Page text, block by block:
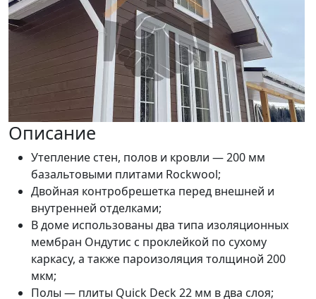
Описание
Утепление стен, полов и кровли — 200 мм
базальтовыми плитами Rockwool;
Двойная контробрешетка перед внешней и
внутренней отделками;
В доме использованы два типа изоляционных
мембран Ондутис с проклейкой по сухому
каркасу, а также пароизоляция толщиной 200
мкм;
Полы — плиты Quick Deck 22 мм в два слоя;